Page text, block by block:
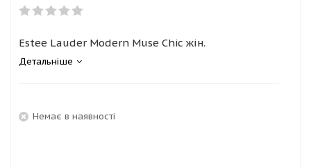
Estee Lauder Modern Muse Chic жін.
Детальніше
Немає в наявності